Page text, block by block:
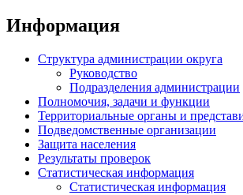
Информация
Структура администрации округа
Руководство
Подразделения администрации
Полномочия, задачи и функции
Территориальные органы и
Подведомственные организации
Защита населения
Результаты проверок
Статистическая информация
Статистическая информация